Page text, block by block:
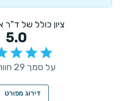
ציון כולל של ד"ר
5.0
על סמך 29 חוות דעת
דירוג מפורט